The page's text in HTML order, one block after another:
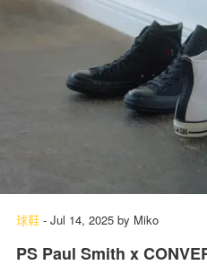
球鞋 - Jul 14, 2025 by Miko
PS Paul Smith x